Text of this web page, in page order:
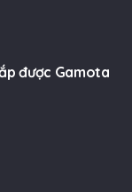
được Gamota